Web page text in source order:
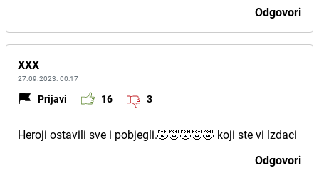
Odgovori
XXX
27.09.2023. 00:17
Prijavi 16 3
Heroji ostavili sve i pobjegli.🤣🤣🤣🤣🤣 koji ste vi lzdaci
Odgovori